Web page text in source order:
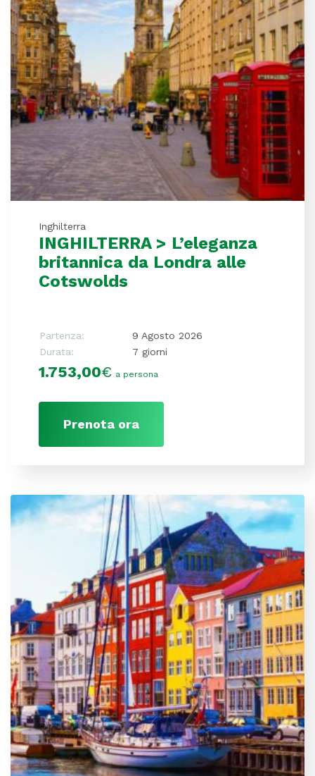
Inghilterra
INGHILTERRA > L’eleganza
britannica da Londra alle
Cotswolds
Partenza:
9 Agosto 2026
Durata:
7 giorni
1.753,00€ a persona
Prenota ora